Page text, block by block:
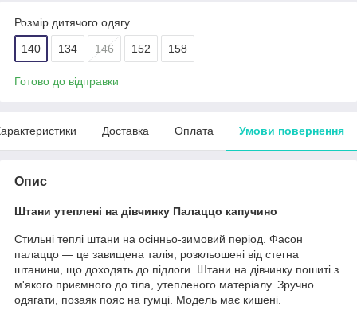
Розмір дитячого одягу
140 134 146 152 158
Готово до відправки
Доставка Оплата Умови повернення
Опис
Штани утеплені на дівчинку Палаццо капучино
Стильні теплі штани на осінньо-зимовий період. Фасон
палаццо — це завищена талія, розкльошені від стегна
штанини, що доходять до підлоги. Штани на дівчинку пошиті з
м'якого приємного до тіла, утепленого матеріалу. Зручно
одягати, позаяк пояс на гумці. Модель має кишені.